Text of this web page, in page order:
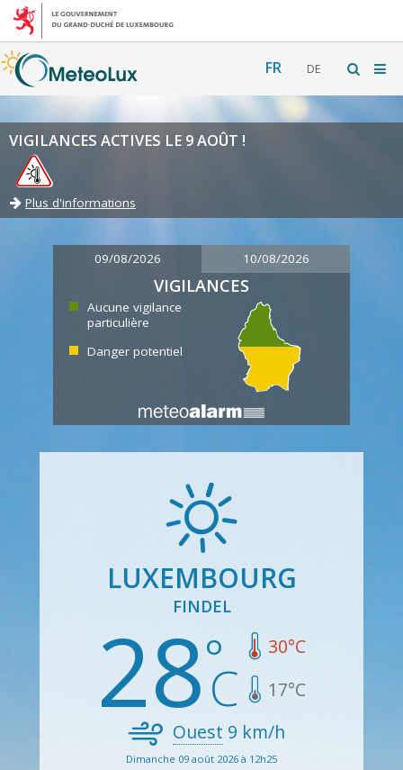
FR DE
VIGILANCES ACTIVES LE 9 AOÛT !
Plus d'informations
09/08/2026 10/08/2026
VIGILANCES
Aucune vigilance
particulière
Danger potentiel
LUXEMBOURG
FINDEL
28 30°C
17°C
Ouest 9 km/h
Dimanche 09 août 2026 à 12h25